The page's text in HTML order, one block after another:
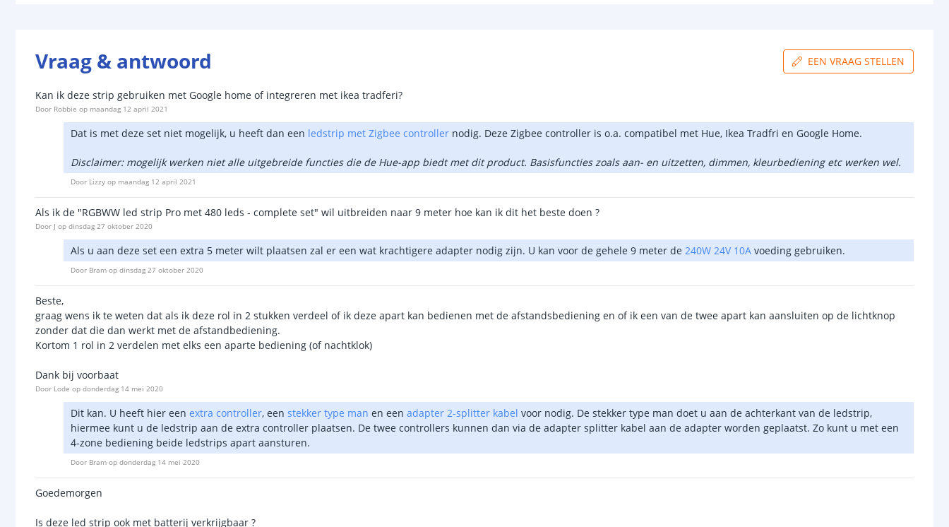
Vraag & antwoord EEN VRAAG STELLEN
Kan ik deze strip gebruiken met Google home of integreren met ikea tradferi?
Door Robbie op maandag 12 april 2021
Dat is met deze set niet mogelijk, u heeft dan een ledstrip met Zigbee controller nodig. Deze Zigbee controller is o.a. compatibel met Hue, Ikea Tradfri en Google Home.
Disclaimer: mogelijk werken niet alle uitgebreide functies die de Hue-app biedt met dit product. Basisfuncties zoals aan- en uitzetten, dimmen, kleurbediening etc werken wel.
Door Lizzy op maandag 12 april 2021
Als ik de "RGBWW led strip Pro met 480 leds - complete set" wil uitbreiden naar 9 meter hoe kan ik dit het beste doen ?
Door J op dinsdag 27 oktober 2020
Als u aan deze set een extra 5 meter wilt plaatsen zal er een wat krachtigere adapter nodig zijn. U kan voor de gehele 9 meter de 240W 24V 10A voeding gebruiken.
Door Bram op dinsdag 27 oktober 2020
Beste,
graag wens ik te weten dat als ik deze rol in 2 stukken verdeel of ik deze apart kan bedienen met de afstandsbediening en of ik een van de twee apart kan aansluiten op de lichtknop
zonder dat die dan werkt met de afstandbediening.
Kortom 1 rol in 2 verdelen met elks een aparte bediening (of nachtklok)
Dank bij voorbaat
Door Lode op donderdag 14 mei 2020
Dit kan. U heeft hier een extra controller, een stekker type man en een adapter 2-splitter kabel voor nodig. De stekker type man doet u aan de achterkant van de ledstrip,
hiermee kunt u de ledstrip aan de extra controller plaatsen. De twee controllers kunnen dan via de adapter splitter kabel aan de adapter worden geplaatst. Zo kunt u met een
4-zone bediening beide ledstrips apart aansturen.
Door Bram op donderdag 14 mei 2020
Goedemorgen
Is deze led strip ook met batterij verkrijgbaar ?